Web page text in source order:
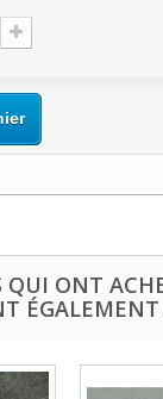
QUI ONT
ÉGALEMENT